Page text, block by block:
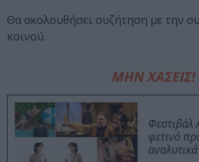
Θα ακολουθήσει συζήτηση με την
κοινού.
ΜΗΝ ΧΑΣΕΙΣ!
Φεστιβάλ
φετινό
αναλυτικά